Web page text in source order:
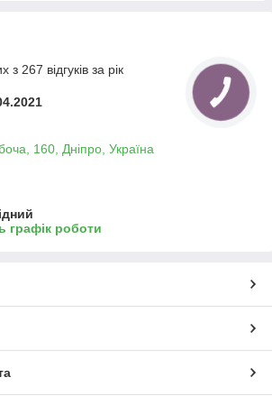
з 267 відгуків за рік
160, Дніпро, Україна
графік роботи